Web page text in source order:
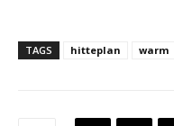
TAGS hitteplan warm